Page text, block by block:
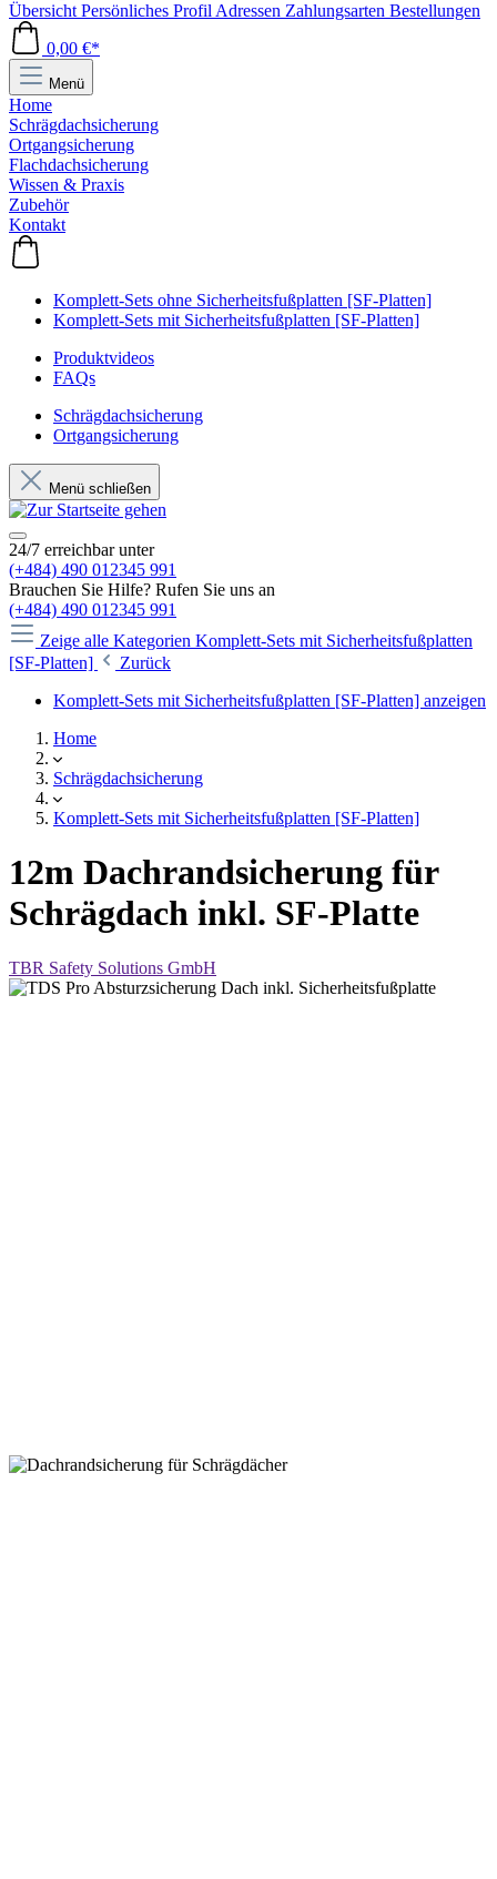
Übersicht Persönliches Profil Adressen Zahlungsarten Bestellungen
0,00 €*
Menü
Home
Schrägdachsicherung
Ortgangsicherung
Flachdachsicherung
Wissen & Praxis
Zubehör
Kontakt
Komplett-Sets ohne Sicherheitsfußplatten [SF-Platten]
Komplett-Sets mit Sicherheitsfußplatten [SF-Platten]
Produktvideos
FAQs
Schrägdachsicherung
Ortgangsicherung
Menü schließen
24/7 erreichbar unter
(+484) 490 012345 991
Brauchen Sie Hilfe? Rufen Sie uns an
(+484) 490 012345 991
Zeige alle Kategorien Komplett-Sets mit Sicherheitsfußplatten
[SF-Platten]
Zurück
Komplett-Sets mit Sicherheitsfußplatten [SF-Platten] anzeigen
Home
Schrägdachsicherung
Komplett-Sets mit Sicherheitsfußplatten [SF-Platten]
12m Dachrandsicherung für
Schrägdach inkl. SF-Platte
TBR Safety Solutions GmbH